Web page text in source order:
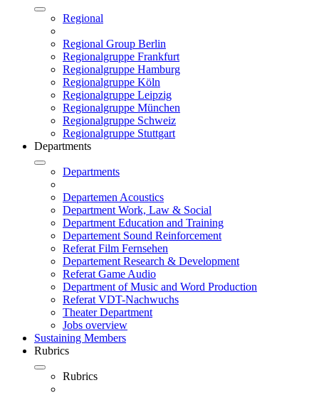
Regional
Regional Group Berlin
Regionalgruppe Frankfurt
Regionalgruppe Hamburg
Regionalgruppe Köln
Regionalgruppe Leipzig
Regionalgruppe München
Regionalgruppe Schweiz
Regionalgruppe Stuttgart
Departments
Departments
Departemen Acoustics
Department Work, Law & Social
Department Education and Training
Departement Sound Reinforcement
Referat Film Fernsehen
Departement Research & Development
Referat Game Audio
Department of Music and Word Production
Referat VDT-Nachwuchs
Theater Department
Jobs overview
Sustaining Members
Rubrics
Rubrics